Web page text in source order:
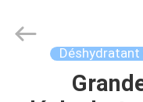
ACCUEIL
Purification
Technology